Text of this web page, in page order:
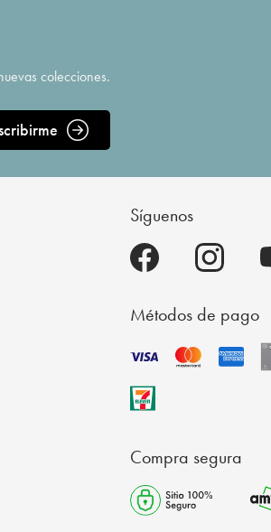
colecciones.
Síguenos
Métodos de pago
Compra segura